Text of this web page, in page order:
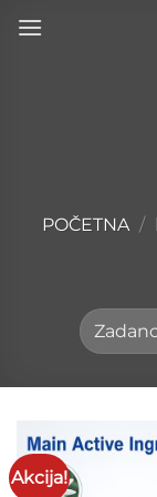
POČETNA /
Akcija!